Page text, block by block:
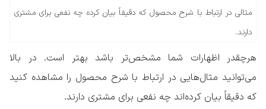
مثالی در ارتباط با شرح محصول که دقیقاً بیان کرده‌ چه نفعی برای مشتری
دارند.
هرچقدر اظهارات شما مشخص‌تر باشد بهتر است. در بالا
می‌توانید مثال‌هایی در ارتباط با شرح محصول را مشاهده کنید
که دقیقاً بیان کرده‌اند چه نفعی برای مشتری دارند.